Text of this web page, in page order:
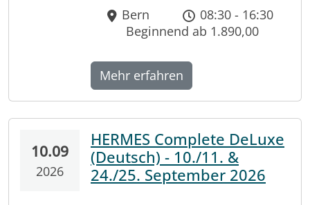
Bern
08:30 - 16:30
Beginnend ab 1.890,00
Mehr erfahren
10.09
2026
HERMES Complete DeLuxe
(Deutsch) - 10./11. &
24./25. September 2026